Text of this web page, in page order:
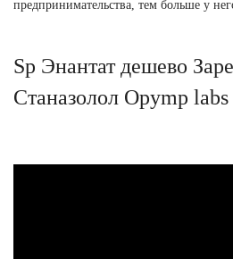
предпринимательства, тем больше у
Sp Энантат дешево
Станазолол Opymp